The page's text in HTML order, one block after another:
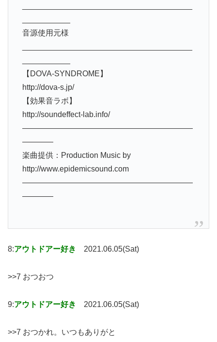
音源使用元様
【DOVA-SYNDROME】
http://dova-s.jp/
【効果音ラボ】
http://soundeffect-lab.info/
——————————————————————
————
楽曲提供：Production Music by
http://www.epidemicsound.com
——————————————————————
————
8:アウトドアー好き 2021.06.05(Sat)
>>7 おつおつ
9:アウトドアー好き 2021.06.05(Sat)
>>7 おつかれ。いつもありがと